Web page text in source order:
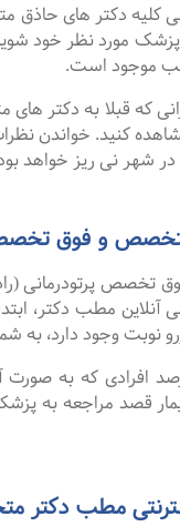
دکتر های حاذق
پزشک مورد نظر
موجود است.
که قبلا به دکتر
کنید. خواندن
در شهر نی ریز خواهد
و فوق تخصص
پرتودرمانی
مطب دکتر،
نوبت وجود دارد، به
جرات می‌ توان گفت ۹۹ درصد
قصد مراجعه به
مطب